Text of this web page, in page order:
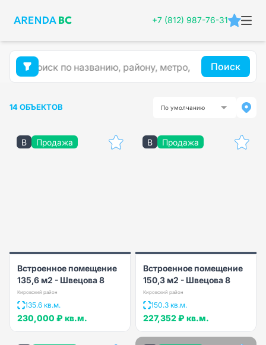
+7 (812) 987-76-31
Поиск
14 ОБЪЕКТОВ По умолчанию
B Продажа
Встроенное помещение
135,6 м2 - Швецова 8
Кировский район
135.6 кв.м.
230,000 ₽ кв.м.
B Продажа
Встроенное помещение
150,3 м2 - Швецова 8
Кировский район
150.3 кв.м.
227,352 ₽ кв.м.